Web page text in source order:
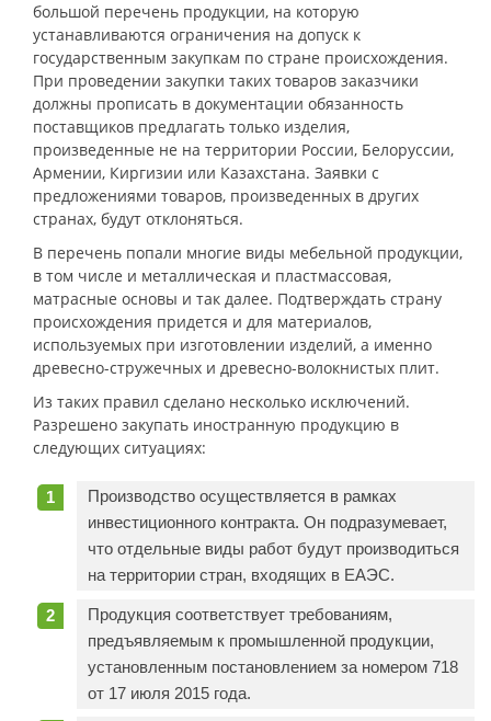
большой перечень продукции, на которую
устанавливаются ограничения на допуск к
государственным закупкам по стране происхождения.
При проведении закупки таких товаров заказчики
должны прописать в документации обязанность
поставщиков предлагать только изделия,
произведенные не на территории России, Белоруссии,
Армении, Киргизии или Казахстана. Заявки с
предложениями товаров, произведенных в других
странах, будут отклоняться.
В перечень попали многие виды мебельной продукции,
в том числе и металлическая и пластмассовая,
матрасные основы и так далее. Подтверждать страну
происхождения придется и для материалов,
используемых при изготовлении изделий, а именно
древесно-стружечных и древесно-волокнистых плит.
Из таких правил сделано несколько исключений.
Разрешено закупать иностранную продукцию в
следующих ситуациях:
Производство осуществляется в рамках
инвестиционного контракта. Он подразумевает,
что отдельные виды работ будут производиться
на территории стран, входящих в ЕАЭС.
Продукция соответствует требованиям,
предъявляемым к промышленной продукции,
установленным постановлением за номером 718
от 17 июля 2015 года.